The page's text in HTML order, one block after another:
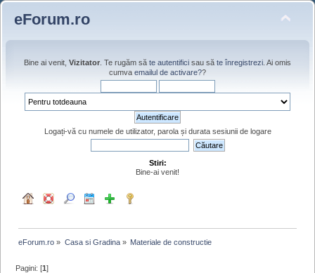
eForum.ro
Bine ai venit, Vizitator . Te rugăm să te autentifici sau să te înregistrezi . Ai omis
cumva emailul de activare??
Logați-vă cu numele de utilizator, parola și durata sesiunii de logare
Stiri:
Bine-ai venit!
eForum.ro » Casa si Gradina» Materiale de constructie
Pagini: [1]